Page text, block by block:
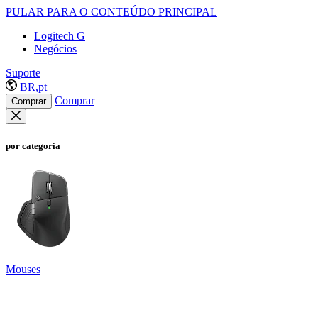
PULAR PARA O CONTEÚDO PRINCIPAL
Logitech G
Negócios
Suporte
BR,pt
Comprar Comprar
por categoria
Mouses